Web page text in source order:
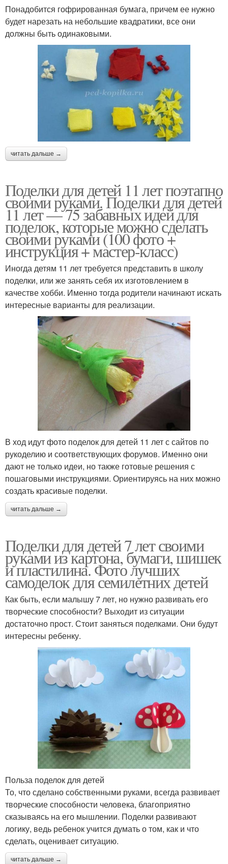
Понадобится гофрированная бумага, причем ее нужно
будет нарезать на небольшие квадратики, все они
должны быть одинаковыми.
читать дальше →
Поделки для детей 11 лет поэтапно
своими руками. Поделки для детей
11 лет — 75 забавных идей для
поделок, которые можно сделать
своими руками (100 фото +
инструкция + мастер-класс)
Иногда детям 11 лет требуется представить в школу
поделки, или же занять себя их изготовлением в
качестве хобби. Именно тогда родители начинают искать
интересные варианты для реализации.
В ход идут фото поделок для детей 11 лет с сайтов по
рукоделию и соответствующих форумов. Именно они
дают не только идеи, но также готовые решения с
пошаговыми инструкциями. Ориентируясь на них можно
создать красивые поделки.
читать дальше →
Поделки для детей 7 лет своими
руками из картона, бумаги, шишек
и пластилина. Фото лучших
самоделок для семилетних детей
Как быть, если малышу 7 лет, но нужно развивать его
творческие способности? Выходит из ситуации
достаточно прост. Стоит заняться поделками. Они будут
интересны ребенку.
Польза поделок для детей
То, что сделано собственными руками, всегда развивает
творческие способности человека, благоприятно
сказываясь на его мышлении. Поделки развивают
логику, ведь ребенок учится думать о том, как и что
сделать, оценивает ситуацию.
читать дальше →